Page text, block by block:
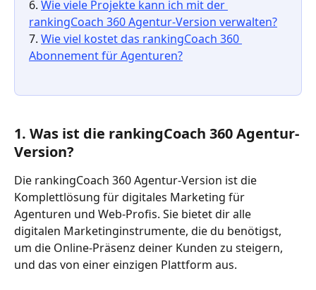
6. Wie viele Projekte kann ich mit der
rankingCoach 360 Agentur-Version verwalten?
7. Wie viel kostet das rankingCoach 360
Abonnement für Agenturen?
1. Was ist die rankingCoach 360 Agentur-
Version?
Die rankingCoach 360 Agentur-Version ist die
Komplettlösung für digitales Marketing für
Agenturen und Web-Profis. Sie bietet dir alle
digitalen Marketinginstrumente, die du benötigst,
um die Online-Präsenz deiner Kunden zu steigern,
und das von einer einzigen Plattform aus.